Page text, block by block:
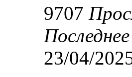
9707
23/04/